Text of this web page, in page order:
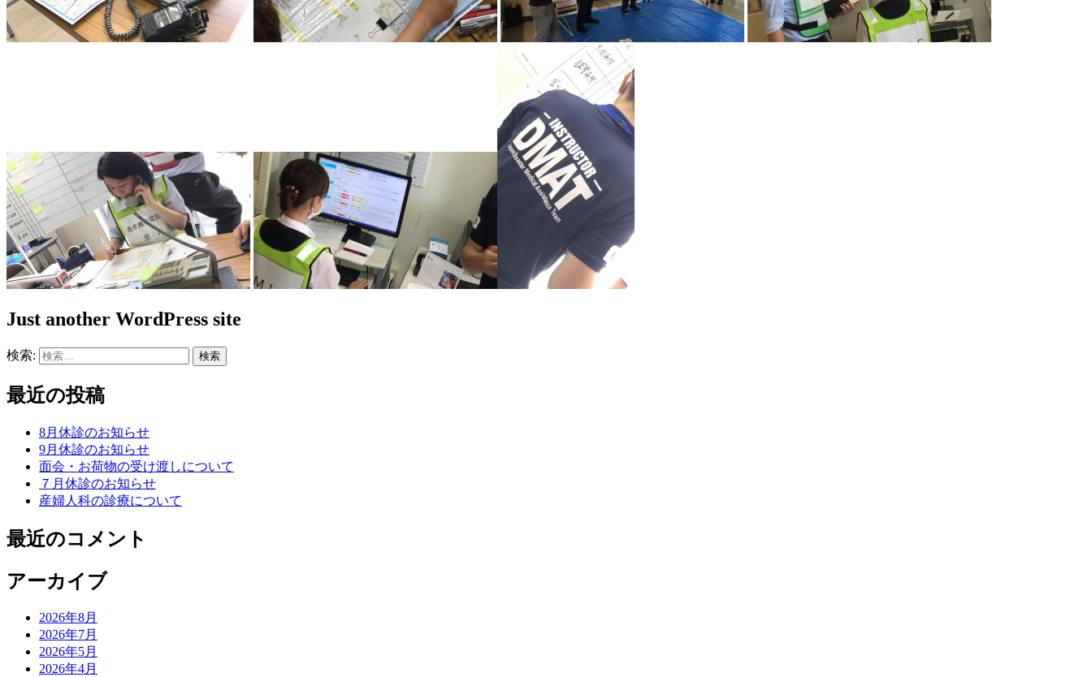
Just another WordPress site
検索:
最近の投稿
8月休診のお知らせ
9月休診のお知らせ
面会・お荷物の受け渡しについて
７月休診のお知らせ
産婦人科の診療について
最近のコメント
アーカイブ
2026年8月
2026年7月
2026年5月
2026年4月